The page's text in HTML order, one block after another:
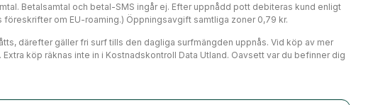
Betalsamtal och betal-SMS ingår ej. Efter uppnådd pott debiteras kund enligt
föreskrifter om EU-roaming.) Öppningsavgift samtliga zoner 0,79 kr.
därefter gäller fri surf tills den dagliga surfmängden uppnås. Vid köp av mer
köp räknas inte in i Kostnadskontroll Data Utland. Oavsett var du befinner dig